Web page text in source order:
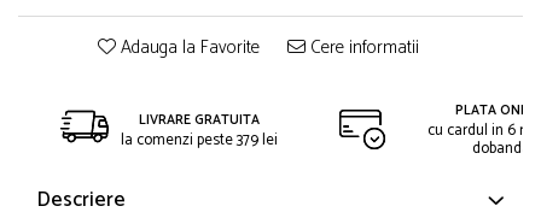
Adauga la Favorite Cere informatii
LIVRARE GRATUITA
la comenzi peste 379 lei
PLATA
cu cardul in 6
dobanda
Descriere